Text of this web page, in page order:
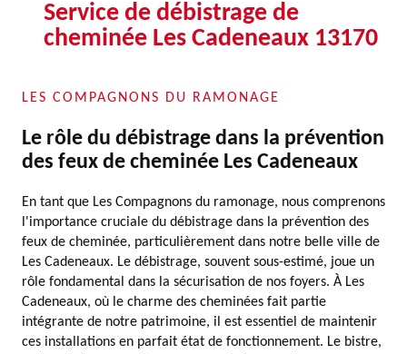
Service de débistrage de
cheminée Les Cadeneaux 13170
LES COMPAGNONS DU RAMONAGE
Le rôle du débistrage dans la prévention
des feux de cheminée Les Cadeneaux
En tant que Les Compagnons du ramonage, nous comprenons
l'importance cruciale du débistrage dans la prévention des
feux de cheminée, particulièrement dans notre belle ville de
Les Cadeneaux. Le débistrage, souvent sous-estimé, joue un
rôle fondamental dans la sécurisation de nos foyers. À Les
Cadeneaux, où le charme des cheminées fait partie
intégrante de notre patrimoine, il est essentiel de maintenir
ces installations en parfait état de fonctionnement. Le bistre,